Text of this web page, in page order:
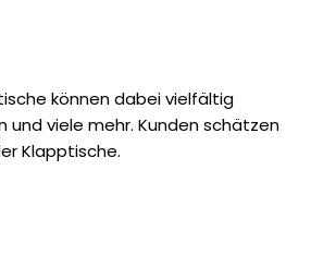
können dabei vielfältig
und viele mehr. Kunden schätzen
Klapptische.